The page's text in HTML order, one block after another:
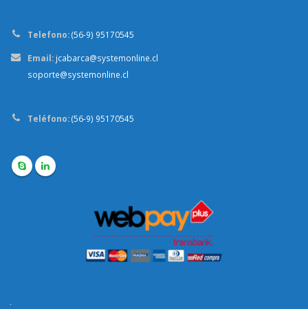
Telefono:(56-9) 95170545
Email: jcabarca@systemonline.cl
soporte@systemonline.cl
Teléfono:(56-9) 95170545